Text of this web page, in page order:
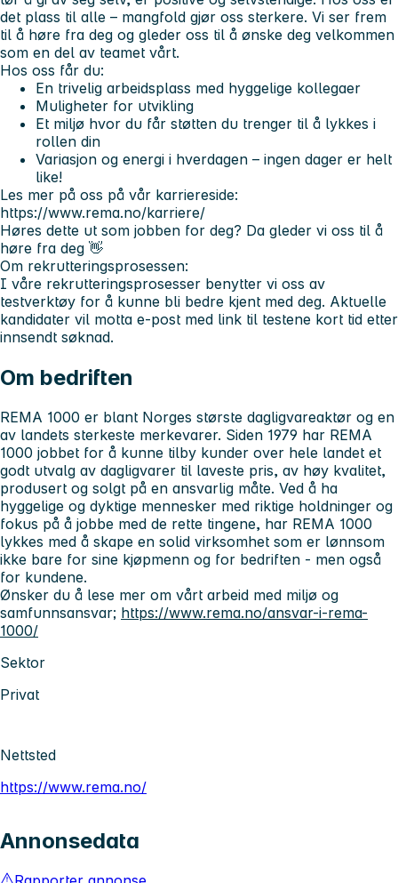
det plass til alle – mangfold gjør oss sterkere. Vi ser frem
til å høre fra deg og gleder oss til å ønske deg velkommen
som en del av teamet vårt.
Hos oss får du:
En trivelig arbeidsplass med hyggelige kollegaer
Muligheter for utvikling
Et miljø hvor du får støtten du trenger til å lykkes i
rollen din
Variasjon og energi i hverdagen – ingen dager er helt
like!
Les mer på oss på vår karriereside:
https://www.rema.no/karriere/
Høres dette ut som jobben for deg? Da gleder vi oss til å
høre fra deg 👋
Om rekrutteringsprosessen:
I våre rekrutteringsprosesser benytter vi oss av
testverktøy for å kunne bli bedre kjent med deg. Aktuelle
kandidater vil motta e-post med link til testene kort tid etter
innsendt søknad.
Om bedriften
REMA 1000 er blant Norges største dagligvareaktør og en
av landets sterkeste merkevarer. Siden 1979 har REMA
1000 jobbet for å kunne tilby kunder over hele landet et
godt utvalg av dagligvarer til laveste pris, av høy kvalitet,
produsert og solgt på en ansvarlig måte. Ved å ha
hyggelige og dyktige mennesker med riktige holdninger og
fokus på å jobbe med de rette tingene, har REMA 1000
lykkes med å skape en solid virksomhet som er lønnsom
ikke bare for sine kjøpmenn og for bedriften - men også
for kundene.
Ønsker du å lese mer om vårt arbeid med miljø og
samfunnsansvar; https://www.rema.no/ansvar-i-rema-
1000/
Sektor
Privat
Nettsted
https://www.rema.no/
Annonsedata